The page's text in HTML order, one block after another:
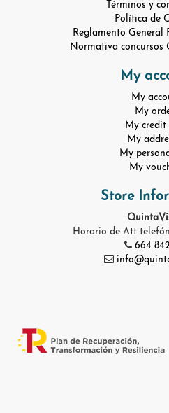
Términos y
Política de
Reglamento General
Normativa concursos
My
My
My
My credit
My
My
My
Store
Horario de Att
664